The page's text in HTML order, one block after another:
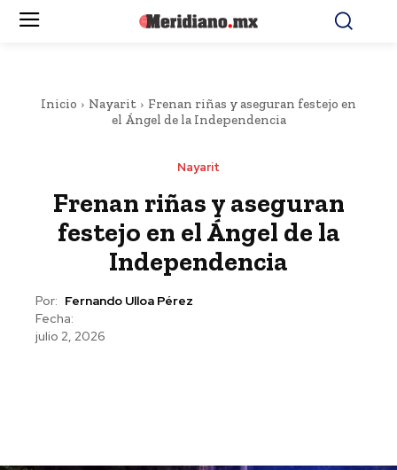
Inicio Nayarit
Frenan riñas y aseguran festejo en
el Ángel de la Independencia
Nayarit
Frenan riñas y aseguran
festejo en el Ángel de la
Independencia
Por: Fernando Ulloa Pérez
Fecha:
julio 2, 2026